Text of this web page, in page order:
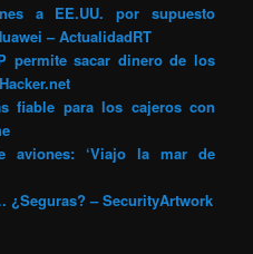
a EE.UU. por supuesto
– ActualidadRT
permite sacar dinero de los
fiable para los cajeros con
aviones: ‘Viajo la mar de
¿Seguras? – SecurityArtwork